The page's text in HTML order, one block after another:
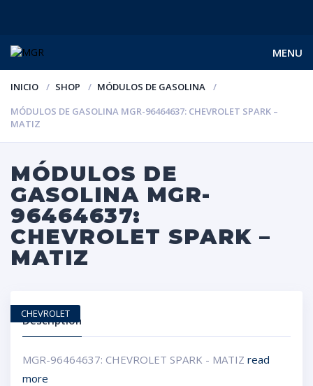
MENU
INICIO SHOP
MÓDULOS DE GASOLINA
MÓDULOS DE GASOLINA MGR-96464637: CHEVROLET SPARK –
MATIZ
MÓDULOS DE
GASOLINA MGR-
96464637:
CHEVROLET SPARK –
MATIZ
Description
MGR-96464637: CHEVROLET SPARK - MATIZ read
more
CHEVROLET